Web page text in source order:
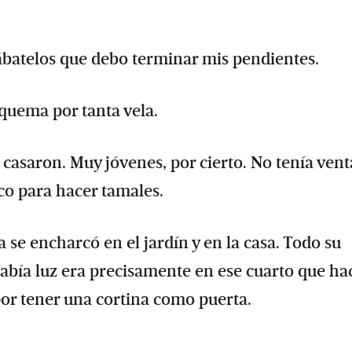
que debo terminar mis pendientes.
por tanta vela.
Muy jóvenes, por cierto. No tenía
para hacer tamales.
encharcó en el jardín y en la casa. Todo su
luz era precisamente en ese cuarto que
tener una cortina como puerta.